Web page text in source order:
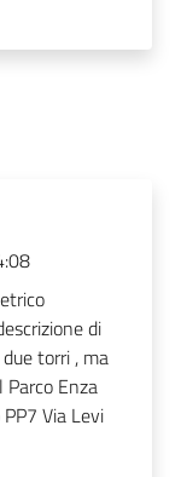
di
torri , ma
Enza
Via Levi